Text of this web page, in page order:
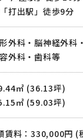
打出駅」徒歩9分
外科・脳神経外科
外科・歯科等
㎡ (36.13坪)
㎡ (59.03坪)
料：330,000円 (